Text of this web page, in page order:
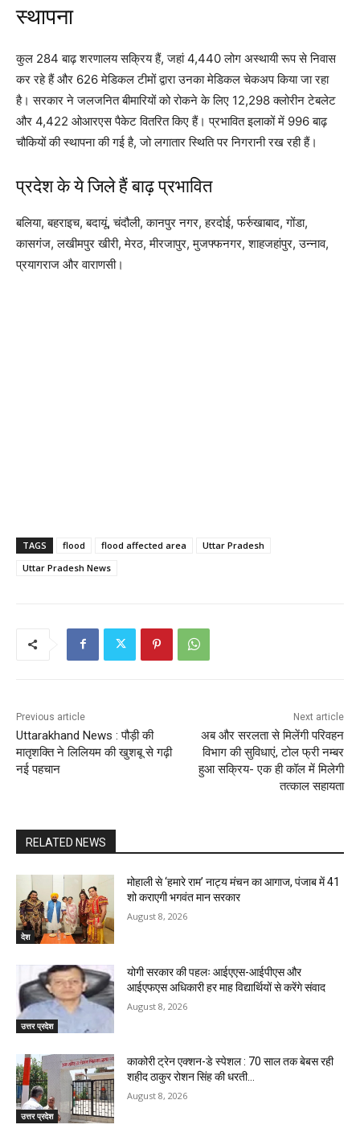
स्थापना
कुल 284 बाढ़ शरणालय सक्रिय हैं, जहां 4,440 लोग अस्थायी रूप से निवास
कर रहे हैं और 626 मेडिकल टीमों द्वारा उनका मेडिकल चेकअप किया जा रहा
है। सरकार ने जलजनित बीमारियों को रोकने के लिए 12,298 क्लोरीन टेबलेट
और 4,422 ओआरएस पैकेट वितरित किए हैं। प्रभावित इलाकों में 996 बाढ़
चौकियों की स्थापना की गई है, जो लगातार स्थिति पर निगरानी रख रही हैं।
प्रदेश के ये जिले हैं बाढ़ प्रभावित
बलिया, बहराइच, बदायूं, चंदौली, कानपुर नगर, हरदोई, फर्रुखाबाद, गोंडा,
कासगंज, लखीमपुर खीरी, मेरठ, मीरजापुर, मुजफ्फनगर, शाहजहांपुर, उन्नाव,
प्रयागराज और वाराणसी।
TAGS flood flood affected area
Uttar Pradesh
Uttar Pradesh News
Previous article
Uttarakhand News : पौड़ी की
मातृशक्ति ने लिलियम की खुशबू से गढ़ी
नई पहचान
Next article
अब और सरलता से मिलेंगी परिवहन
विभाग की सुविधाएं, टोल फ्री नम्बर
हुआ सक्रिय- एक ही कॉल में मिलेगी
तत्काल सहायता
RELATED NEWS
देश
मोहाली से ‘हमारे राम’ नाट्य मंचन का आगाज, पंजाब में 41
शो कराएगी भगवंत मान सरकार
August 8, 2026
उत्तर प्रदेश
योगी सरकार की पहलः आईएएस-आईपीएस और
आईएफएस अधिकारी हर माह विद्यार्थियों से करेंगे संवाद
August 8, 2026
उत्तर प्रदेश
काकोरी ट्रेन एक्शन-डे स्पेशल : 70 साल तक बेबस रही
शहीद ठाकुर रोशन सिंह की धरती…
August 8, 2026